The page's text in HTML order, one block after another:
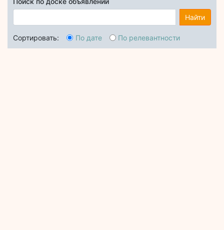
Найти
Сортировать: По дате По релевантности